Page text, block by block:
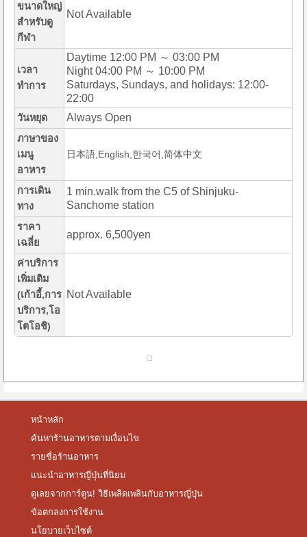
ขนาดใหญ่
สำหรับดู
กีฬา
Not Available
เวลา
ทำการ
Daytime 12:00 PM ～ 03:00 PM
Night 04:00 PM ～ 10:00 PM
Saturdays, Sundays, and holidays: 12:00-
22:00
วันหยุด Always Open
ภาษาของ
เมนู
อาหาร
日本語,English,한국어,简体中文
การเดิน
ทาง
1 min.walk from the C5 of Shinjuku-
Sanchome station
ราคา
เฉลี่ย
approx. 6,500yen
ค่าบริการ
เพิ่มเติม
(เก้าอี้,การ
บริการ,โอ
โตโอชิ)
Not Available
หน้าหลัก
ค้นหาร้านอาหารตามเงื่อนไข
รายชื่อร้านอาหาร
แนะนำอาหารญี่ปุ่นที่นิยม
ดูเลยจากการ์ตูน! วิธีเพลิดเพลินกับอาหารญี่ปุ่น
ข้อตกลงการใช้งาน
นโยบายเว็บไซต์